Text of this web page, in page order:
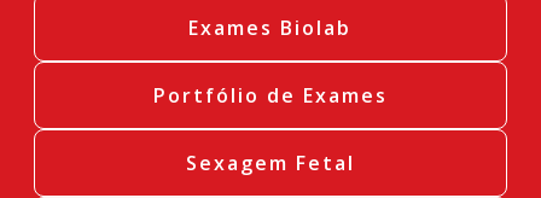
Exames Biolab
Portfólio de Exames
Sexagem Fetal